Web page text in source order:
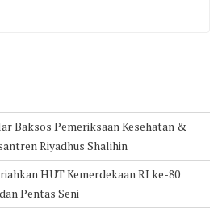
Baksos Pemeriksaan Kesehatan &
Riyadhus Shalihin
HUT Kemerdekaan RI ke-80
Pentas Seni